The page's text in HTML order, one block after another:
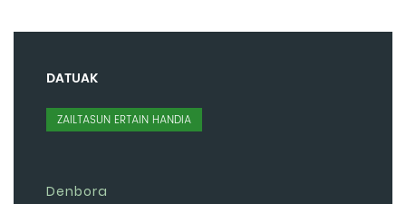
DATUAK
ZAILTASUN ERTAIN HANDIA
Denbora